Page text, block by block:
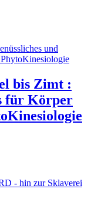
bis Zimt :
für Körper